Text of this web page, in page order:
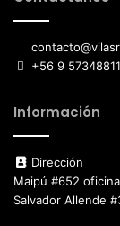
+56 9 57348811
Información
Dirección
Maipú #652
Salvador Allende